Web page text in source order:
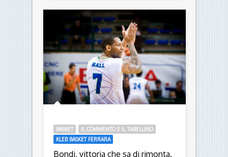
BASKET
IL COMMENTO E IL TABELLINO
KLEB BASKET FERRARA
Bondi, vittoria che sa di rimonta.